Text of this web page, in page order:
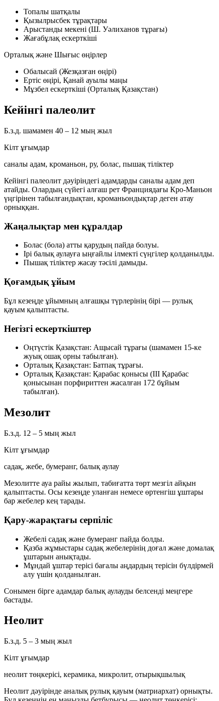
Топалы шатқалы
Қызылрысбек тұрақтары
Арыстанды мекені (Ш. Уәлиханов тұрағы)
Жағабұлақ ескерткіші
Орталық және Шығыс өңірлер
Обалысай (Жезқазған өңірі)
Ертіс өңірі, Қанай ауылы маңы
Мұзбел ескерткіші (Орталық Қазақстан)
Кейінгі палеолит
Б.з.д. шамамен 40 – 12 мың жыл
Кілт ұғымдар
саналы адам, кроманьон, ру, болас, пышақ тіліктер
Кейінгі палеолит дәуіріндегі адамдарды саналы адам деп
атайды. Олардың сүйегі алғаш рет Франциядағы Кро-Маньон
үңгірінен табылғандықтан, кроманьондықтар деген атау
орныққан.
Жаңалықтар мен құралдар
Болас (бола) атты қарудың пайда болуы.
Ірі балық аулауға ыңғайлы ілмекті сүңгілер қолданылды.
Пышақ тіліктер жасау тәсілі дамыды.
Қоғамдық ұйым
Бұл кезеңде ұйымның алғашқы түрлерінің бірі — рулық
қауым қалыптасты.
Негізгі ескерткіштер
Оңтүстік Қазақстан: Ащысай тұрағы (шамамен 15-ке
жуық ошақ орны табылған).
Орталық Қазақстан: Батпақ тұрағы.
Орталық Қазақстан: Қарабас қонысы (ІІІ Қарабас
қонысынан порфириттен жасалған 172 бұйым
табылған).
Мезолит
Б.з.д. 12 – 5 мың жыл
Кілт ұғымдар
садақ, жебе, бумеранг, балық аулау
Мезолитте ауа райы жылып, табиғатта төрт мезгіл айқын
қалыптасты. Осы кезеңде уланған немесе өртенгіш ұштары
бар жебелер кең тарады.
Қару-жарақтағы серпіліс
Жебелі садақ және бумеранг пайда болды.
Қазба жұмыстары садақ жебелерінің доғал және домалақ
ұштарын анықтады.
Мұндай ұштар терісі бағалы аңдардың терісін бүлдірмей
алу үшін қолданылған.
Сонымен бірге адамдар балық аулауды белсенді меңгере
бастады.
Неолит
Б.з.д. 5 – 3 мың жыл
Кілт ұғымдар
неолит төңкерісі, керамика, микролит, отырықшылық
Неолит дәуірінде аналық рулық қауым (матриархат) орнықты.